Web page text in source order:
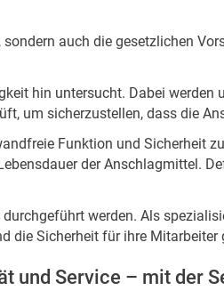
auch die gesetzlichen
hin untersucht. Dabei werden
um sicherzustellen, dass die
Funktion und Sicherheit
der Anschlagmittel.
werden. Als
Sicherheit für ihre
und Service – mit der